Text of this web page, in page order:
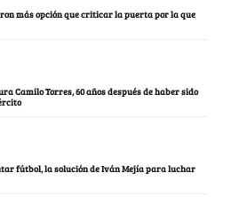
más opción que criticar la puerta por la que
Camilo Torres, 60 años después de haber sido
fútbol, la solución de Iván Mejía para luchar